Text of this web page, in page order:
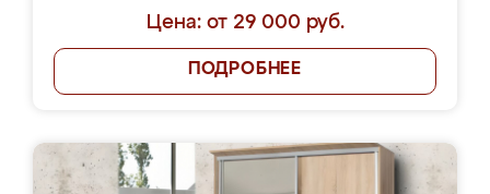
Цена: от 29 000 руб.
ПОДРОБНЕЕ